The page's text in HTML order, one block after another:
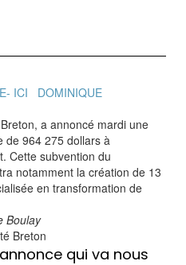
ICI DOMINIQUE
a annoncé mardi une
de 964 275 dollars à
Cette subvention du
notamment la création de 13
en transformation de
Boulay
Breton
qui va nous